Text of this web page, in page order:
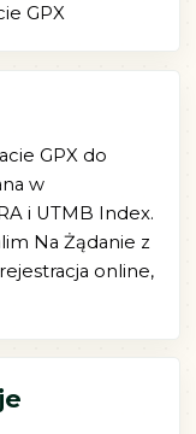
GPX
GPX do
w
i UTMB Index.
Na Żądanie z
online,